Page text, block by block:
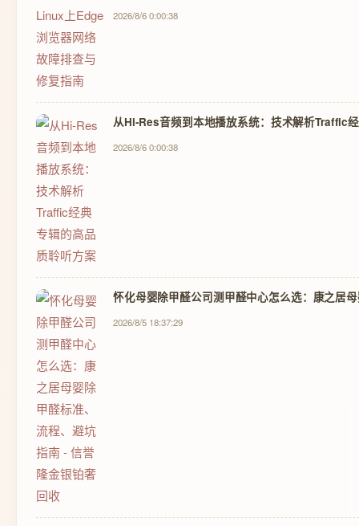
2026/8/6 0:00:38
从Hi-Res音频到本地播放系统：技术解析Traffic
2026/8/6 0:00:38
怀化母婴除甲醛公司测甲醛中心怎么选：康之居
2026/8/5 18:37:29